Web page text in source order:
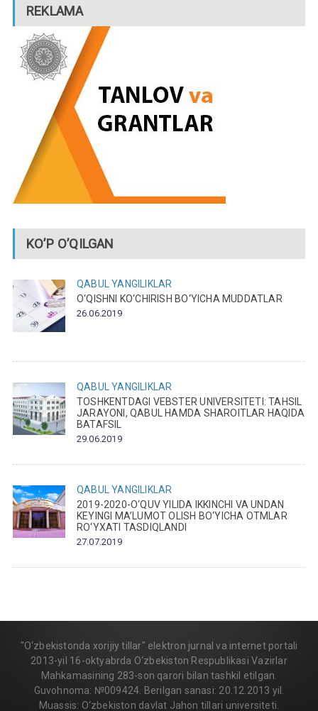
REKLAMA
KO’P O’QILGAN
QABUL
YANGILIKLAR
O‘QISHNI KO‘CHIRISH BO‘YICHA MUDDATLAR
26.06.2019
QABUL
YANGILIKLAR
TOSHKENTDAGI VEBSTER UNIVERSITETI: TAHSIL
JARAYONI, QABUL HAMDA SHAROITLAR HAQIDA
BATAFSIL
29.06.2019
QABUL
YANGILIKLAR
2019-2020-O‘QUV YILIDA IKKINCHI VA UNDAN
KEYINGI MA’LUMOT OLISH BO‘YICHA OTMLAR
RO‘YXATI TASDIQLANDI
27.07.2019
"O‘zbekistonda xorijiy tillar" elektron jurnal va internet portali
2013-yil 16-oktyabrda O‘zbekiston Respublikasi Vazirlar
Mahkamasining 283-son qarori bilan tashkil etilgan.
Guvohnoma: №009424. Berilgan sanasi: 20.12.2013 yil.
Muassis: O‘zbekiston davlat Jahon tillari universiteti.